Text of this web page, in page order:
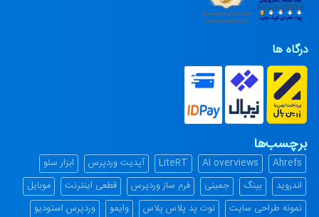
درگاه ها
برچسب‌ها
Ahrefs
AI overviews
LiteRT آپدیت وردپرس
ابزار سئو
اندروید
بینگ جمینی فرم ساز وردپرس قطعی اینترنت
موبایل
نمونه طراحی سایت
نوت پد پلاس پلاس وایمو وردپرس استودیو